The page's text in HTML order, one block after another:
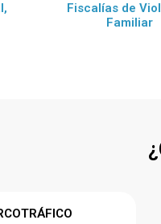
Fiscalías de
Familiar